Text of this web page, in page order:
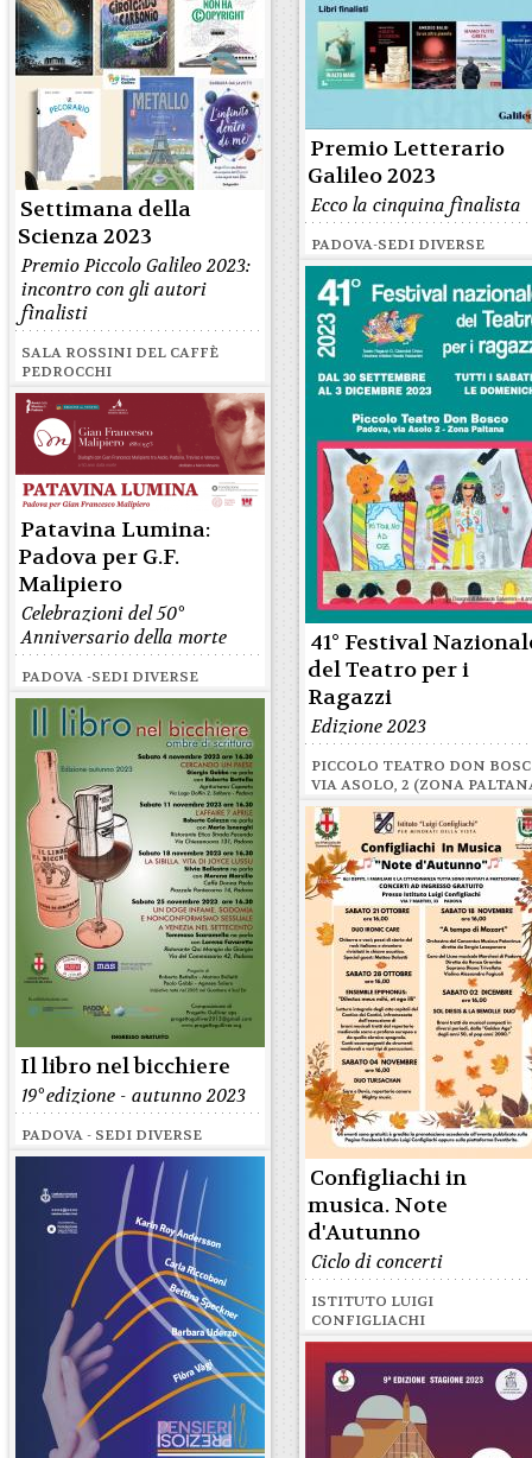
Settimana della
Scienza 2023
Premio Piccolo Galileo 2023:
incontro con gli autori
finalisti
SALA ROSSINI DEL CAFFÈ
PEDROCCHI
Premio Letterario
Galileo 2023
Ecco la cinquina finalista
PADOVA-SEDI DIVERSE
41° Festival
del Teatro per i
Ragazzi
Edizione 2023
PICCOLO TEATRO DON
VIA ASOLO, 2 (ZONA
Patavina Lumina:
Padova per G.F.
Malipiero
Celebrazioni del 50°
Anniversario della morte
PADOVA -SEDI DIVERSE
Il libro nel bicchiere
19° edizione - autunno 2023
PADOVA - SEDI DIVERSE
Configliachi in
musica. Note
d'Autunno
Ciclo di concerti
ISTITUTO LUIGI
CONFIGLIACHI